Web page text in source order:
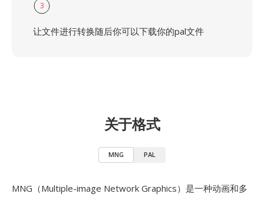
3
让文件进行转换随后你可以下载你的pal文件
关于格式
MNG PAL
MNG（Multiple-image Network Graphics）是一种动画和多